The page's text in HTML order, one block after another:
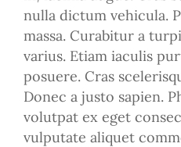
nulla dictum vehicula.
massa. Curabitur a
varius. Etiam iaculis
posuere. Cras
Donec a justo sapien.
volutpat ex eget
vulputate aliquet